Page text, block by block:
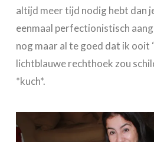
altijd meer tijd nodig hebt dan
eenmaal perfectionistisch
nog maar al te goed dat ik ooit
lichtblauwe rechthoek zou
*kuch*.